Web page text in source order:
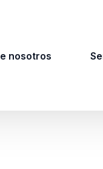
nosotros